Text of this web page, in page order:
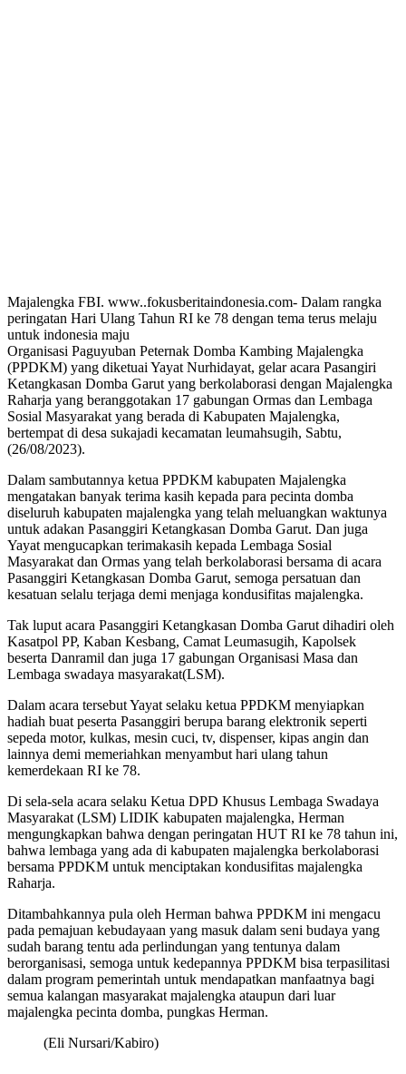
Majalengka FBI. www..fokusberitaindonesia.com- Dalam rangka
peringatan Hari Ulang Tahun RI ke 78 dengan tema terus melaju
untuk indonesia maju
Organisasi Paguyuban Peternak Domba Kambing Majalengka
(PPDKM) yang diketuai Yayat Nurhidayat, gelar acara Pasangiri
Ketangkasan Domba Garut yang berkolaborasi dengan Majalengka
Raharja yang beranggotakan 17 gabungan Ormas dan Lembaga
Sosial Masyarakat yang berada di Kabupaten Majalengka,
bertempat di desa sukajadi kecamatan leumahsugih, Sabtu,
(26/08/2023).
Dalam sambutannya ketua PPDKM kabupaten Majalengka
mengatakan banyak terima kasih kepada para pecinta domba
diseluruh kabupaten majalengka yang telah meluangkan waktunya
untuk adakan Pasanggiri Ketangkasan Domba Garut. Dan juga
Yayat mengucapkan terimakasih kepada Lembaga Sosial
Masyarakat dan Ormas yang telah berkolaborasi bersama di acara
Pasanggiri Ketangkasan Domba Garut, semoga persatuan dan
kesatuan selalu terjaga demi menjaga kondusifitas majalengka.
Tak luput acara Pasanggiri Ketangkasan Domba Garut dihadiri oleh
Kasatpol PP, Kaban Kesbang, Camat Leumasugih, Kapolsek
beserta Danramil dan juga 17 gabungan Organisasi Masa dan
Lembaga swadaya masyarakat(LSM).
Dalam acara tersebut Yayat selaku ketua PPDKM menyiapkan
hadiah buat peserta Pasanggiri berupa barang elektronik seperti
sepeda motor, kulkas, mesin cuci, tv, dispenser, kipas angin dan
lainnya demi memeriahkan menyambut hari ulang tahun
kemerdekaan RI ke 78.
Di sela-sela acara selaku Ketua DPD Khusus Lembaga Swadaya
Masyarakat (LSM) LIDIK kabupaten majalengka, Herman
mengungkapkan bahwa dengan peringatan HUT RI ke 78 tahun ini,
bahwa lembaga yang ada di kabupaten majalengka berkolaborasi
bersama PPDKM untuk menciptakan kondusifitas majalengka
Raharja.
Ditambahkannya pula oleh Herman bahwa PPDKM ini mengacu
pada pemajuan kebudayaan yang masuk dalam seni budaya yang
sudah barang tentu ada perlindungan yang tentunya dalam
berorganisasi, semoga untuk kedepannya PPDKM bisa terpasilitasi
dalam program pemerintah untuk mendapatkan manfaatnya bagi
semua kalangan masyarakat majalengka ataupun dari luar
majalengka pecinta domba, pungkas Herman.
(Eli Nursari/Kabiro)